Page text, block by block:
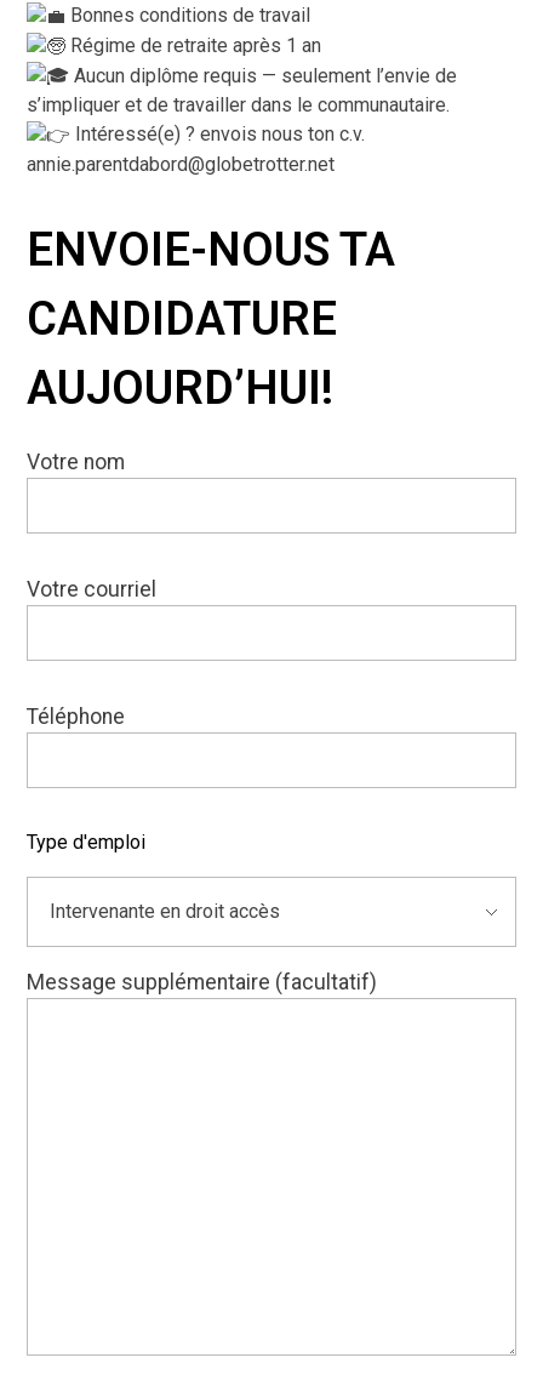
Bonnes conditions de travail
Régime de retraite après 1 an
Aucun diplôme requis — seulement l’envie de
s’impliquer et de travailler dans le communautaire.
Intéressé(e) ? envois nous ton c.v.
annie.parentdabord@globetrotter.net
ENVOIE-NOUS TA
CANDIDATURE
AUJOURD’HUI!
Votre nom
Votre courriel
Téléphone
Type d'emploi
Message supplémentaire (facultatif)